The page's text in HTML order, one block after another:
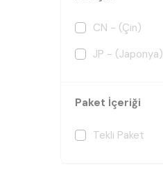
CN - (Çin)
JP - (Japonya)
Paket İçeriği
Tekli Paket